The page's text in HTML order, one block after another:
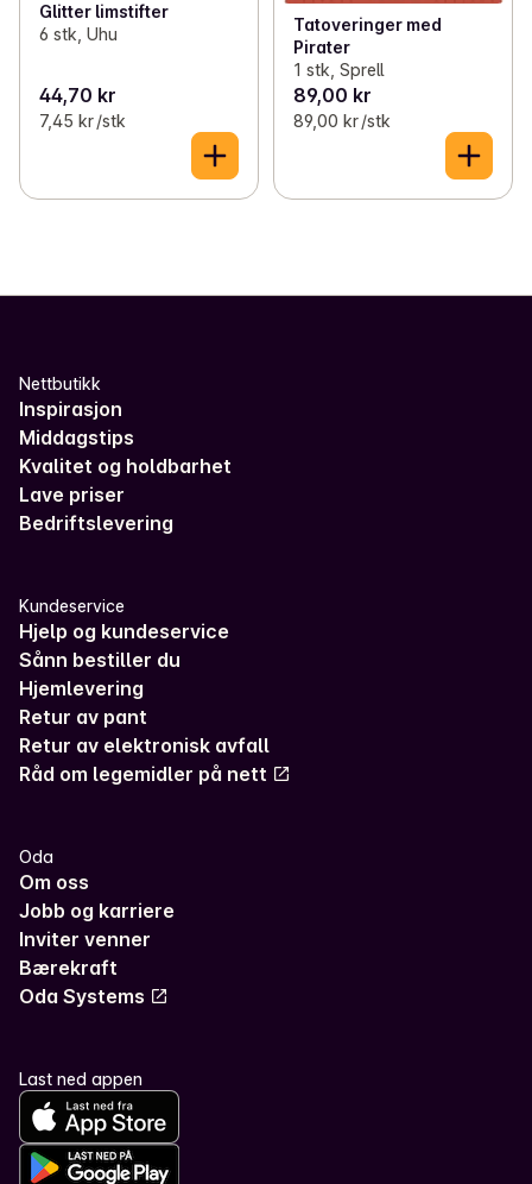
Glitter limstifter
6 stk, Uhu
44,70 kr
7,45 kr /stk
Tatoveringer med
Pirater
1 stk, Sprell
89,00 kr
89,00 kr /stk
Nettbutikk
Inspirasjon
Middagstips
Kvalitet og holdbarhet
Lave priser
Bedriftslevering
Kundeservice
Hjelp og kundeservice
Sånn bestiller du
Hjemlevering
Retur av pant
Retur av elektronisk avfall
Råd om legemidler på nett
Oda
Om oss
Jobb og karriere
Inviter venner
Bærekraft
Oda Systems
Last ned appen